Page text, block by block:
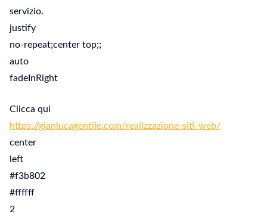
servizio.
justify
no-repeat;center top;;
auto
fadeInRight
Clicca qui
https://gianlucagentile.com/realizzazione-siti-web/
center
left
#f3b802
#ffffff
2